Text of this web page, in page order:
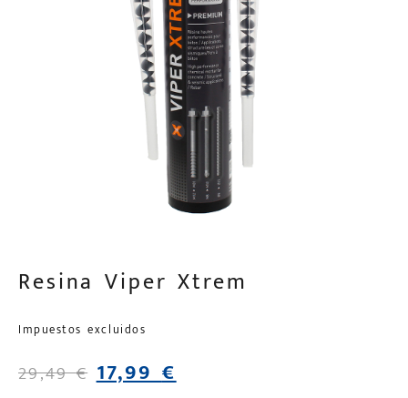
Resina Viper Xtrem
Impuestos excluidos
29,49€ 17,99€